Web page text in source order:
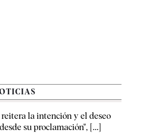
la intención y el deseo
su proclamación", [...]